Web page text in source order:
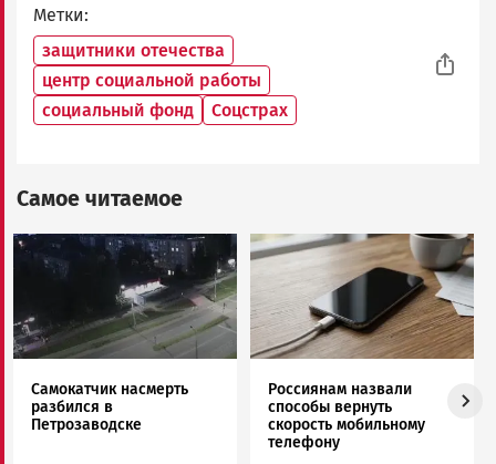
Метки
защитники отечества
центр социальной работы
социальный фонд
Соцстрах
Самое читаемое
Image
Самокатчик насмерть
разбился в
Петрозаводске
Image
Россиянам назвали
способы вернуть
скорость мобильному
телефону